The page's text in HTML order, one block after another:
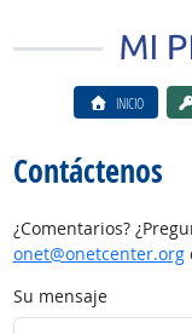
INICIO
Contáctenos
¿Comentarios?
onet@onetcenter.org
Su mensaje